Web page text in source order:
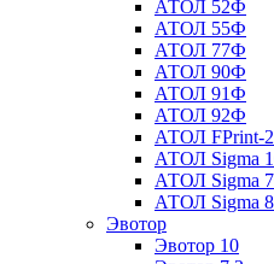
АТОЛ 52Ф
АТОЛ 55Ф
АТОЛ 77Ф
АТОЛ 90Ф
АТОЛ 91Ф
АТОЛ 92Ф
АТОЛ FPrint-
АТОЛ Sigma
АТОЛ Sigma
АТОЛ Sigma
Эвотор
Эвотор 10